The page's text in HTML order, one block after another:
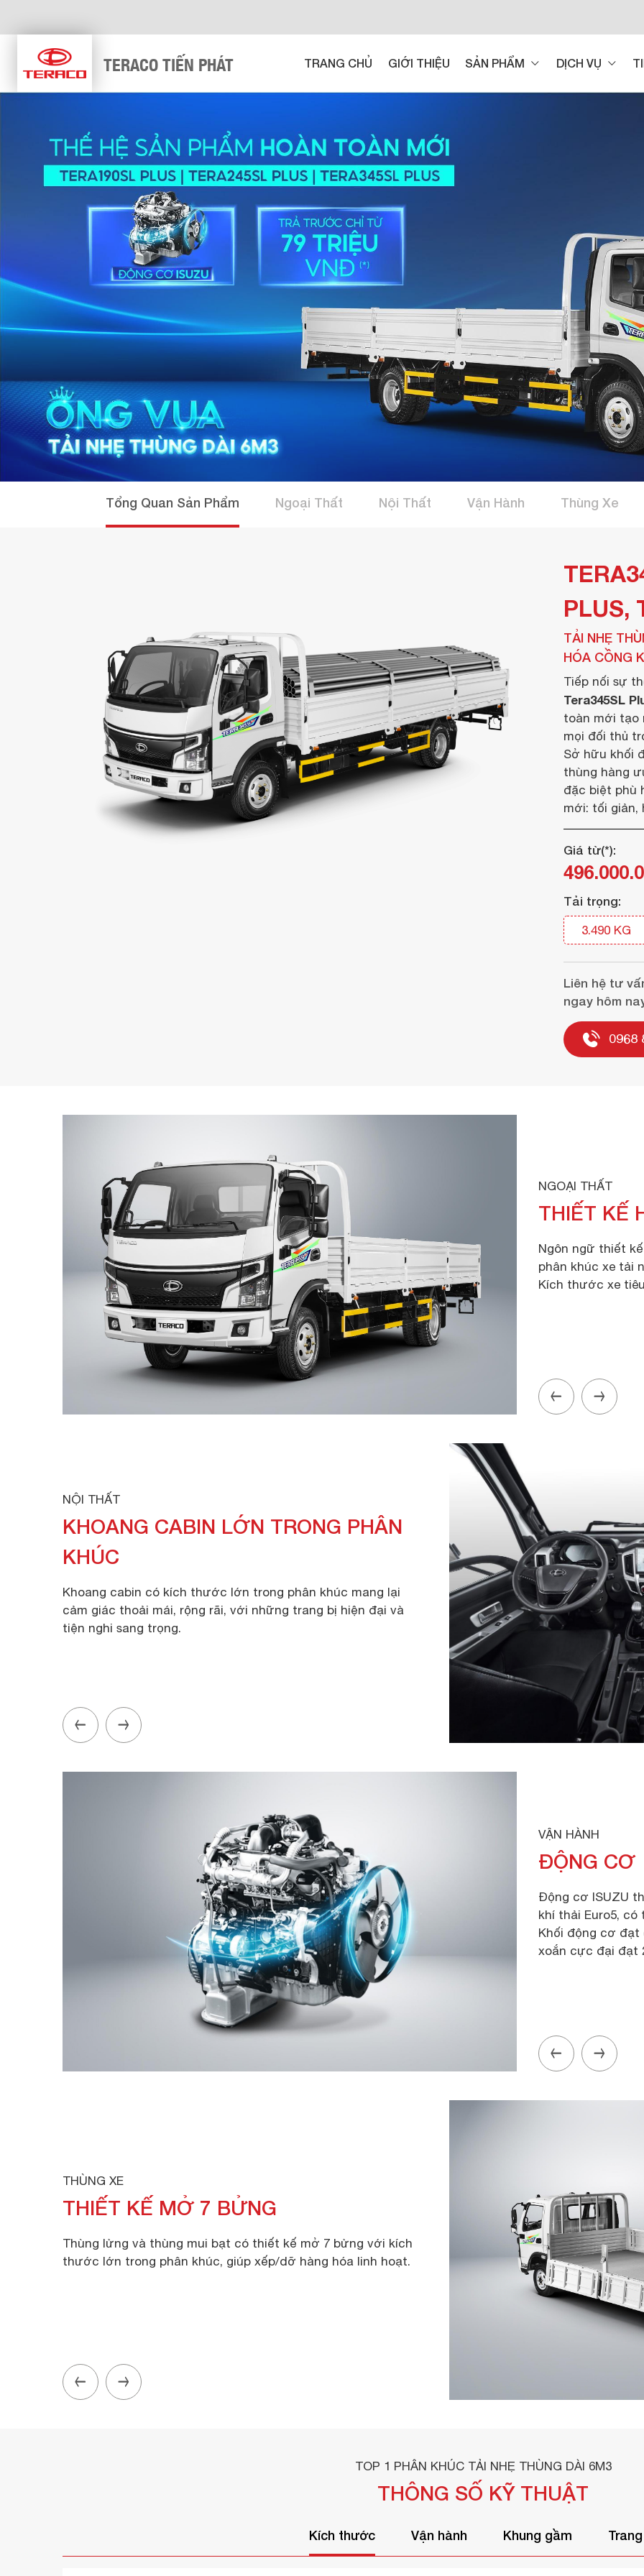
TERACO TIẾN PHÁT TRANG CHỦ GIỚI THIỆU SẢN PHẨM DỊCH VỤ
Tổng Quan Sản Phẩm Ngoại Thất Nội Thất Vận Hành Thùng Xe
PLUS,
TẢI NHẸ
HÓA CỒNG
Tiếp nối sự
Tera345SL
toàn mới tạo
mọi đối thủ
Sở hữu khối
thùng hàng
đặc biệt phù
mới: tối giản,
Giá từ(*):
Tải trọng:
3.490 KG
Liên hệ tư
ngay hôm
0968
NGOẠI THẤT
THIẾT KẾ
Ngôn ngữ thiết
phân khúc xe tải
Kích thước xe tiêu
NỘI THẤT
KHOANG CABIN LỚN TRONG PHÂN
KHÚC
Khoang cabin có kích thước lớn trong phân khúc mang lại
cảm giác thoải mái, rộng rãi, với những trang bị hiện đại và
tiện nghi sang trọng.
VẬN HÀNH
ĐỘNG CƠ
Động cơ ISUZU
khí thải Euro5, có
Khối động cơ đạt
xoắn cực đại đạt
THÙNG XE
THIẾT KẾ MỞ 7 BỬNG
Thùng lửng và thùng mui bạt có thiết kế mở 7 bửng với kích
thước lớn trong phân khúc, giúp xếp/dỡ hàng hóa linh hoạt.
TOP 1 PHÂN KHÚC TẢI NHẸ THÙNG DÀI 6M3
THÔNG SỐ KỸ THUẬT
Kích thước Vận hành Khung gầm